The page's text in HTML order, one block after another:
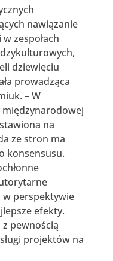
nawiązanie
zespołach
dziewięciu
prowadząca
– W
międzynarodowej
na
ze stron ma
konsensusu.
w perspektywie
efekty.
pewnością
projektów na